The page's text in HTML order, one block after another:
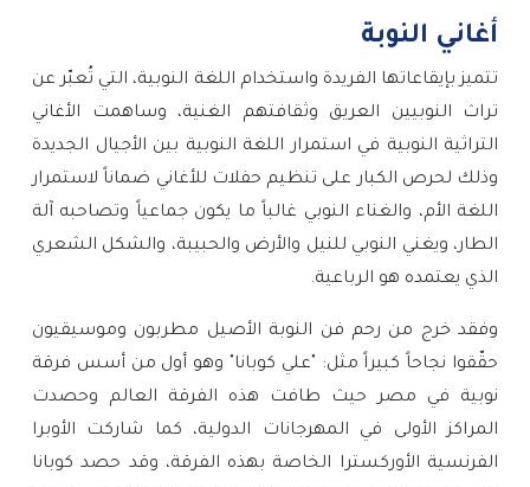
أغاني النوبة
تتميز بإيقاعاتها الفريدة واستخدام اللغة النوبية، التي تُعبّر عن
تراث النوبيين العريق وثقافتهم الغنية، وساهمت الأغاني
التراثية النوبية في استمرار اللغة النوبية بين الأجيال الجديدة
وذلك لحرص الكبار على تنظيم حفلات للأغاني ضماناً لاستمرار
اللغة الأم، والغناء النوبي غالباً ما يكون جماعياً وتصاحبه آلة
الطار، ويغني النوبي للنيل والأرض والحبيبة، والشكل الشعري
الذي يعتمده هو الرباعية.
وفقد خرج من رحم فن النوبة الأصيل مطربون وموسيقيون
حقّقوا نجاحاً كبيراً مثل: "علي كوبانا" وهو أول من أسس فرقة
نوبية في مصر حيث طافت هذه الفرقة العالم وحصدت
المراكز الأولى في المهرجانات الدولية، كما شاركت الأوبرا
الفرنسية الأوركسترا الخاصة بهذه الفرقة، وقد حصد كوبانا